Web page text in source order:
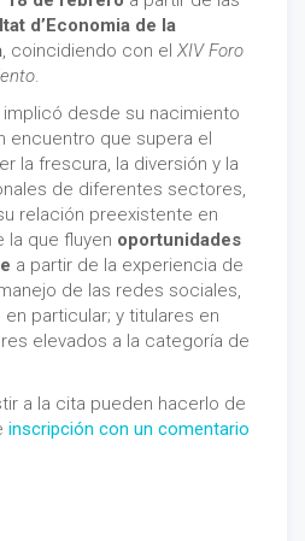
d’Economia de la
, coincidiendo con el XIV Foro
.
implicó desde su nacimiento
encuentro que supera el
la frescura, la diversión y la
de diferentes sectores,
relación preexistente en
la que fluyen oportunidades
a partir de la experiencia de
de las redes sociales,
particular; y titulares en
elevados a la categoría de
a la cita pueden hacerlo de
inscripción con un comentario